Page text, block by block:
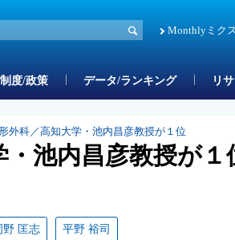
Monthlyミク
制度/政策 データ/ランキング リ
外科／高知大学・池内昌彦教授が１位
池内昌彦教授が１
野 匡志 平野 裕司